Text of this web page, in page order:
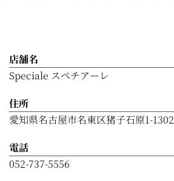
店舗名
Speciale スペチアーレ
住所
愛知県名古屋市名東区猪子石原1-1302
電話
052-737-5556